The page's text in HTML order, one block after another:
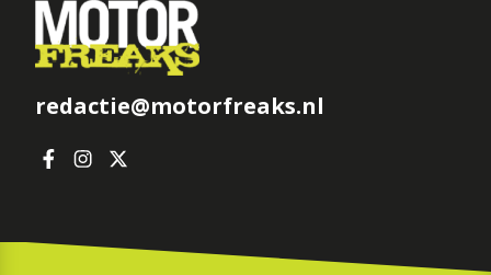
redactie@motorfreaks.nl